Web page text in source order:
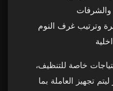
والشرفات
وترتيب غرف النوم
خاصة للتنظيف،
تجهيز العاملة بما